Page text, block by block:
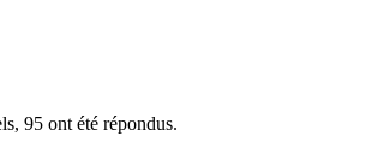
95 ont été répondus.